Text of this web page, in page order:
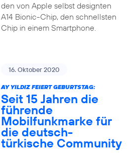
den von Apple selbst designten
A14 Bionic-Chip, den schnellsten
Chip in einem Smartphone.
16. Oktober 2020
AY YILDIZ FEIERT GEBURTSTAG:
Seit 15 Jahren die
führende
Mobilfunkmarke für
die deutsch-
türkische Community